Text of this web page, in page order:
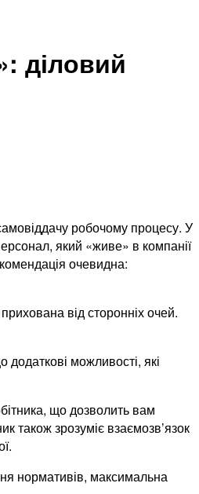
діловий
робочому процесу. У
який «живе» в компанії
очевидна:
від сторонніх очей.
можливості, які
що дозволить вам
також зрозуміє взаємозв’язок
нормативів, максимальна